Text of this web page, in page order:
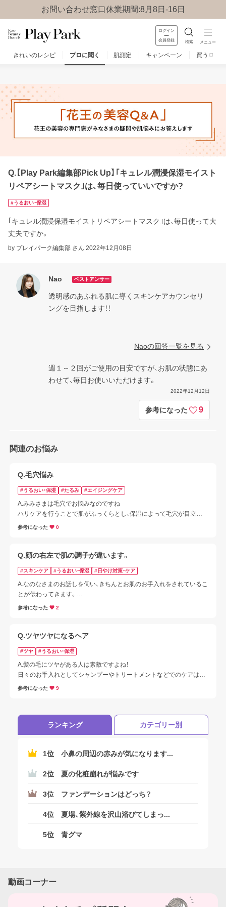
お問い合わせ窓口休業期間:8月8日-16日
ログイン
会員登録 検索 メニュー
きれいのレシピ プロに聞く 肌測定 キャンペーン 買う
Q.【Play Park編集部Pick Up】｢キュレル潤浸保湿モイスト
リペアシートマスク｣は、毎日使っていいですか?
#うるおい・保湿
｢キュレル潤浸保湿モイストリペアシートマスク｣は、毎日使って大
丈夫ですか。
by プレイパーク編集部 さん 2022年12月08日
Nao ベストアンサー
透明感のあふれる肌に導くスキンケアカウンセリ
ングを目指します！！
Naoの回答一覧を見る
週１～２回がご使用の目安ですが、お肌の状態にあ
わせて、毎日お使いいただけます。
2022年12月12日
参考になった 9
関連のお悩み
Q.毛穴悩み
#うるおい・保湿 #たるみ #エイジングケア
A.みみさまは毛穴でお悩みなのですね
ハリケアを行うことで肌がふっくらとし、保湿によって毛穴が目立た
なくなるのでぜひ取り入れてみてください！
参考になった 0
Q.顔の右左で肌の調子が違います。
#スキンケア #うるおい・保湿 #日やけ対策・ケア
A.なのなさまのお話しを伺い、きちんとお肌のお手入れをされているこ
とが伝わってきます。
左右差の原因とお手入れのポイントをご案内いたします。
参考になった 2
Q.ツヤツヤになるヘア
#ツヤ #うるおい・保湿
A.髪の毛にツヤがある人は素敵ですよね！
日々のお手入れとしてシャンプーやトリートメントなどでのケアはも
ちろん大切です。
参考になった 9
ランキング カテゴリー別
1位 小鼻の周辺の赤みが気になります...
2位 夏の化粧崩れが悩みです
3位 ファンデーションはどっち？
4位 夏場、紫外線を沢山浴びてしまっ...
5位 青グマ
動画コーナー